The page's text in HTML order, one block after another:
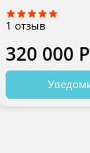
1 отзыв
320 000